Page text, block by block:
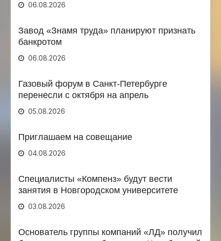
06.08.2026
Завод «Знамя труда» планируют признать
банкротом
06.08.2026
Газовый форум в Санкт-Петербурге
перенесли с октября на апрель
05.08.2026
Приглашаем на совещание
04.08.2026
Специалисты «Компенз» будут вести
занятия в Новгородском университете
03.08.2026
Основатель группы компаний «ЛД» получил